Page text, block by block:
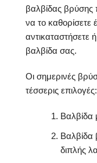
βαλβίδας βρύσης
να το καθορίσετε
αντικαταστήσετε
βαλβίδα σας.
Οι σημερινές
τέσσερις επιλογές:
Βαλβίδα
Βαλβίδα
διπλής